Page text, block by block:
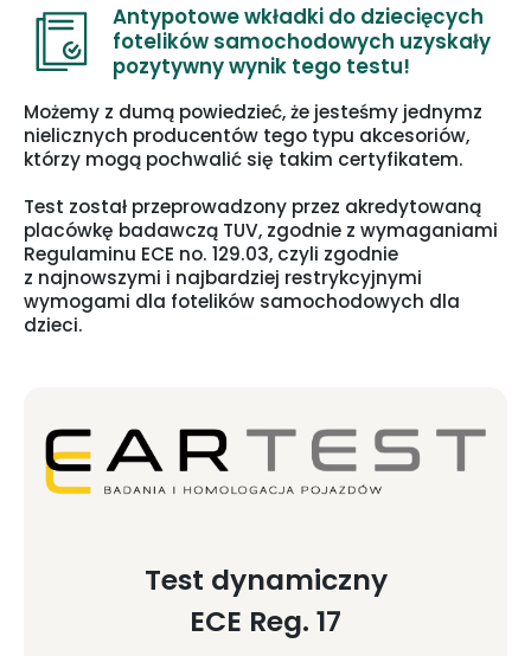
Antypotowe wkładki do dziecięcych
fotelików samochodowych uzyskały
pozytywny wynik tego testu!
Możemy z dumą powiedzieć, że jesteśmy jednymz
nielicznych producentów tego typu akcesoriów,
którzy mogą pochwalić się takim certyfikatem.
Test został przeprowadzony przez akredytowaną
placówkę badawczą TUV, zgodnie z wymaganiami
Regulaminu ECE no. 129.03, czyli zgodnie
z najnowszymi i najbardziej restrykcyjnymi
wymogami dla fotelików samochodowych dla
dzieci.
Test dynamiczny
ECE Reg. 17